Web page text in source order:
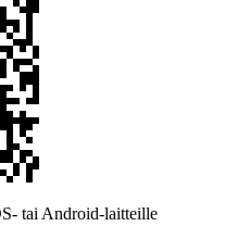
tai Android-laitteille